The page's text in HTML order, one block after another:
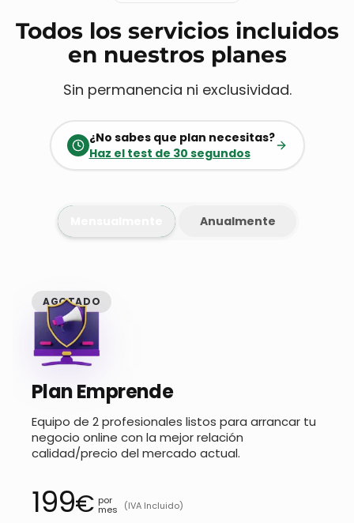
Todos los servicios incluidos
en nuestros planes
Sin permanencia ni exclusividad.
¿No sabes que plan necesitas?
Haz el test de 30 segundos
Anualmente
AGOTADO
Plan Emprende
Equipo de 2 profesionales listos para arrancar tu
negocio online con la mejor relación
calidad/precio del mercado actual.
199€ por
mes (IVA Incluido)